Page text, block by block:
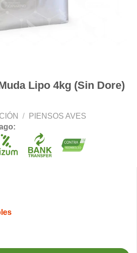
Lipo 4kg (Sin Dore)
/
PIENSOS AVES
4kg (Sin Dore) cantidad